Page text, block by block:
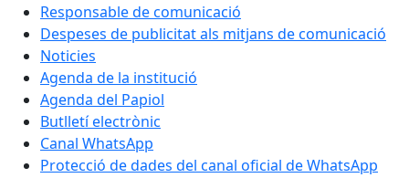
Responsable de comunicació
Despeses de publicitat als mitjans de comunicació
Noticies
Agenda de la institució
Agenda del Papiol
Butlletí electrònic
Canal WhatsApp
Protecció de dades del canal oficial de WhatsApp